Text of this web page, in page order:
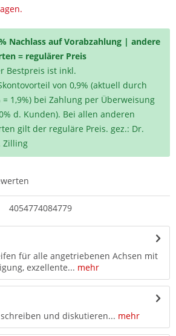
Nachlass auf Vorabzahlung | andere
= regulärer Preis
Bestpreis ist inkl.
von 0,9% (aktuell durch
= 1,9%) bei Zahlung per Überweisung
d. Kunden). Bei allen anderen
gilt der reguläre Preis. gez.: Dr.
Zilling
4054774084779
für alle angetriebenen Achsen mit
exzellente... mehr
und diskutieren... mehr